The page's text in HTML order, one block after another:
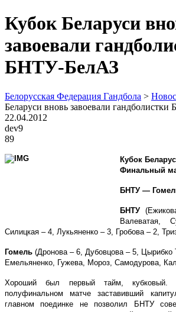
Кубок Беларуси
завоевали
БНТУ-БелАЗ
Белорусская Федерация Гандбола >
Беларуси вновь завоевали
22.04.2012
dev9
89
Кубок
Финальный
БНТУ —
БНТУ
Валеватая,
Силицкая – 4, Лукьяненко – 3, Гробова – 2,
Гомель (Дронова – 6, Дубовцова – 5, Цырибко
Емельяненко, Гужева, Мороз, Самодурова,
Хороший был первый тайм, кубковый.
полуфинальном матче заставивший
главном поединке не позволил БНТУ